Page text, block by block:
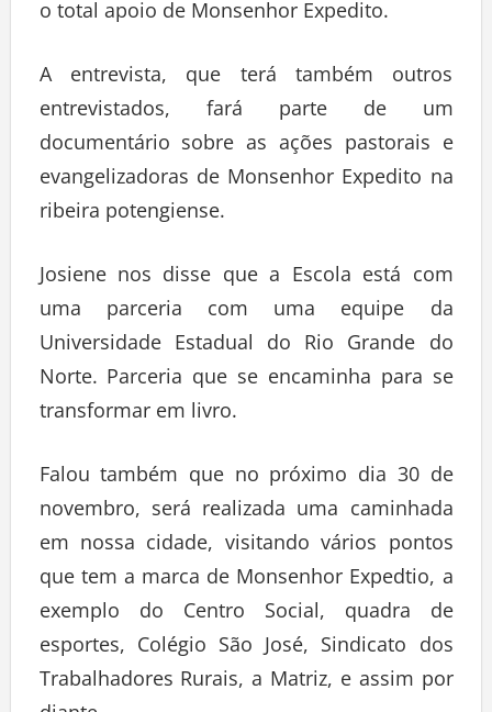
o total apoio de Monsenhor Expedito.
A entrevista, que terá também outros
entrevistados, fará parte de um
documentário sobre as ações pastorais e
evangelizadoras de Monsenhor Expedito na
ribeira potengiense.
Josiene nos disse que a Escola está com
uma parceria com uma equipe da
Universidade Estadual do Rio Grande do
Norte. Parceria que se encaminha para se
transformar em livro.
Falou também que no próximo dia 30 de
novembro, será realizada uma caminhada
em nossa cidade, visitando vários pontos
que tem a marca de Monsenhor Expedtio, a
exemplo do Centro Social, quadra de
esportes, Colégio São José, Sindicato dos
Trabalhadores Rurais, a Matriz, e assim por